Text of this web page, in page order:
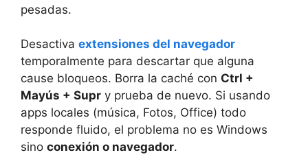
pesadas.
Desactiva extensiones del navegador
temporalmente para descartar que alguna
cause bloqueos. Borra la caché con Ctrl +
Mayús + Supr y prueba de nuevo. Si usando
apps locales (música, Fotos, Office) todo
responde fluido, el problema no es Windows
sino conexión o navegador.